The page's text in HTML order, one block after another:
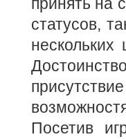
статусов,
Посетив